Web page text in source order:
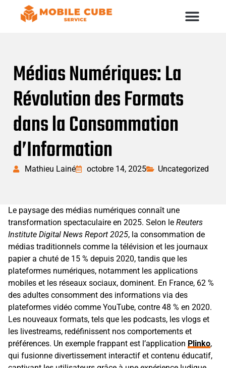
Médias Numériques: La
Révolution des Formats
dans la Consommation
d’Information
Mathieu Lainé octobre 14, 2025 Uncategorized
Le paysage des médias numériques connaît une
transformation spectaculaire en 2025. Selon le Reuters
Institute Digital News Report 2025, la consommation de
médias traditionnels comme la télévision et les journaux
papier a chuté de 15 % depuis 2020, tandis que les
plateformes numériques, notamment les applications
mobiles et les réseaux sociaux, dominent. En France, 62 %
des adultes consomment des informations via des
plateformes vidéo comme YouTube, contre 48 % en 2020.
Les nouveaux formats, tels que les podcasts, les vlogs et
les livestreams, redéfinissent nos comportements et
préférences. Un exemple frappant est l’application Plinko,
qui fusionne divertissement interactif et contenu éducatif,